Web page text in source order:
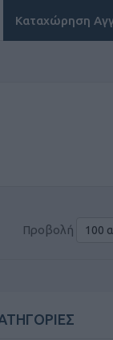
Καταχώρηση
Προβολή 100